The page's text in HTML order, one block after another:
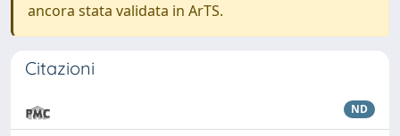
ancora stata validata in ArTS.
Citazioni
ND